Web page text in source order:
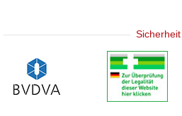
Sicherheit